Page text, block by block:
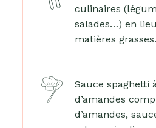
culinaires
salades…) en
matières grasses.
Sauce spaghetti
d’amandes
d’amandes,